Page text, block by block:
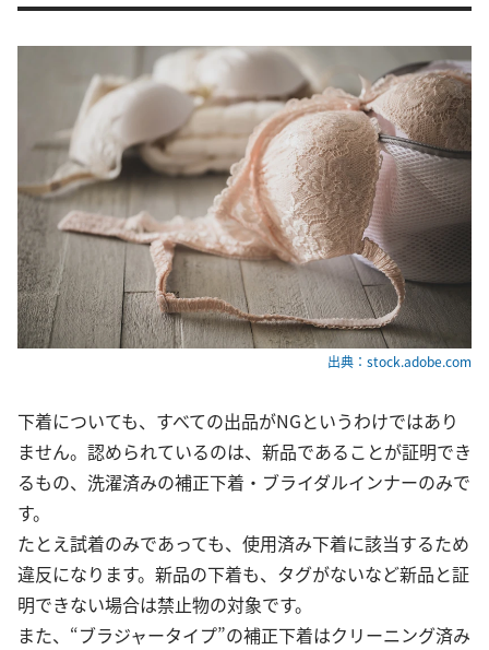
出典：stock.adobe.com
下着についても、すべての出品がNGというわけではあり
ません。認められているのは、新品であることが証明でき
るもの、洗濯済みの補正下着・ブライダルインナーのみで
す。
たとえ試着のみであっても、使用済み下着に該当するため
違反になります。新品の下着も、タグがないなど新品と証
明できない場合は禁止物の対象です。
また、“ブラジャータイプ”の補正下着はクリーニング済み